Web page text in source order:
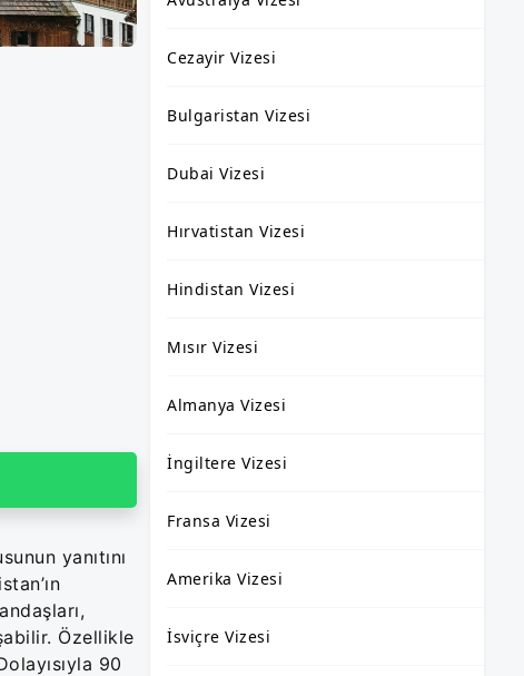
yanıtını
Özellikle
90
Cezayir Vizesi
Bulgaristan Vizesi
Dubai Vizesi
Hırvatistan Vizesi
Hindistan Vizesi
Mısır Vizesi
Almanya Vizesi
İngiltere Vizesi
Fransa Vizesi
Amerika Vizesi
İsviçre Vizesi